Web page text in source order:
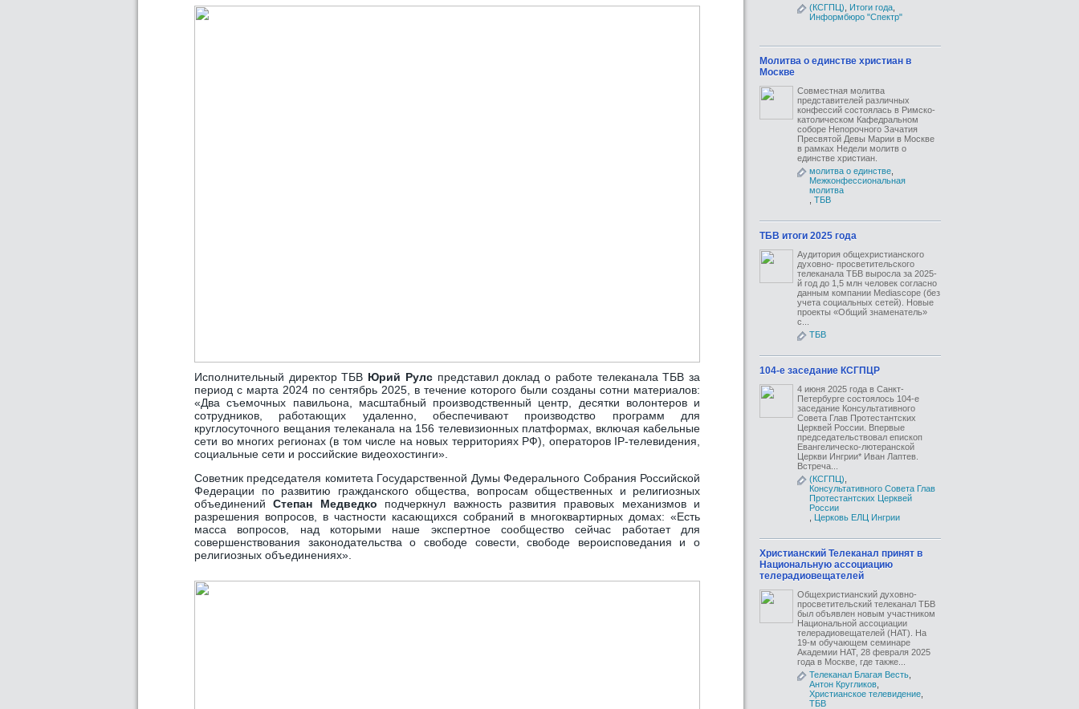
Исполнительный директор ТБВ Юрий Рулспредставил доклад о работе телеканала ТБВ за
период с марта 2024 по сентябрь 2025, в течение которого были созданы сотни материалов:
«Два съемочных павильона, масштабный производственный центр, десятки волонтеров и
сотрудников, работающих удаленно, обеспечивают производство программ для
круглосуточного вещания телеканала на 156 телевизионных платформах, включая кабельные
сети во многих регионах (в том числе на новых территориях РФ), операторов IP-телевидения,
социальные сети и российские видеохостинги».
Советник председателя комитета Государственной Думы Федерального Собрания Российской
Федерации по развитию гражданского общества, вопросам общественных и религиозных
объединенийСтепан Медведко подчеркнул важность развития правовых механизмов и
разрешения вопросов, в частности касающихся собраний в многоквартирных домах: «Есть
масса вопросов, над которыми наше экспертное сообщество сейчас работает для
совершенствования законодательства о свободе совести, свободе вероисповедания и о
религиозных объединениях».
(КСГПЦ)
Итоги года
Информбюро "Спектр"
Молитва о единстве христиан в
Москве
Совместная молитва
представителей различных
конфессий состоялась в Римско-
католическом Кафедральном
соборе Непорочного Зачатия
Пресвятой Девы Марии в Москве
в рамках Недели молитв о
единстве христиан.
молитва о единстве
Межконфессиональная
молитва
ТБВ
ТБВ итоги 2025 года
Аудитория общехристианского
духовно- просветительского
телеканала ТБВ выросла за 2025-
й год до 1,5 млн человек согласно
данным компании Mediascope (без
учета социальных сетей). Новые
проекты «Общий знаменатель»
с...
ТБВ
104-е заседание КСГПЦР
4 июня 2025 года в Санкт-
Петербурге состоялось 104-е
заседание Консультативного
Совета Глав Протестантских
Церквей России. Впервые
председательствовал епископ
Евангелическо-лютеранской
Церкви Ингрии* Иван Лаптев.
Встреча...
(КСГПЦ)
Консультативного Совета Глав
Протестантских Церквей
России
Церковь ЕЛЦ Ингрии
Христианский Телеканал принят в
Национальную ассоциацию
телерадиовещателей
Общехристианский духовно-
просветительский телеканал ТБВ
был объявлен новым участником
Национальной ассоциации
телерадиовещателей (НАТ). На
19-м обучающем семинаре
Академии НАТ, 28 февраля 2025
года в Москве, где также...
Телеканал Благая Весть
Антон Кругликов
Христианское телевидение
ТБВ